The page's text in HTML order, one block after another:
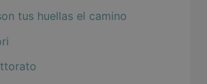
tus huellas el camino